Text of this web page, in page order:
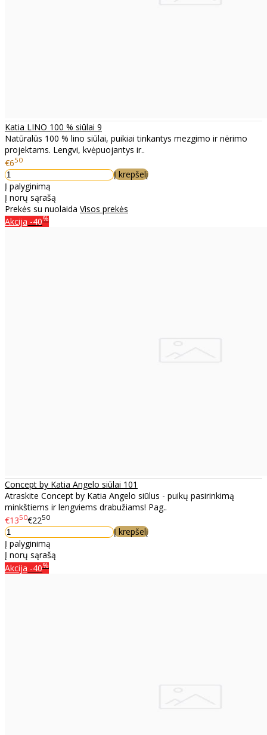
Katia LINO 100 % siūlai 9
Natūralūs 100 % lino siūlai, puikiai tinkantys mezgimo ir nėrimo
projektams. Lengvi, kvėpuojantys ir..
€650
Į krepšelį
Į palyginimą
Į norų sąrašą
Prekės su nuolaida Visos prekės
Akcija -40%
Concept by Katia Angelo siūlai 101
Atraskite Concept by Katia Angelo siūlus - puikų pasirinkimą
minkštiems ir lengviems drabužiams! Pag..
€1350€2250
Į krepšelį
Į palyginimą
Į norų sąrašą
Akcija -40%